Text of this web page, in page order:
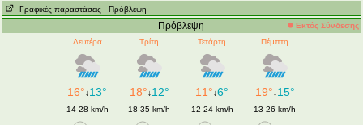
Γραφικές παραστάσεις - Πρόβλεψη
Πρόβλεψη
Εκτός Σύνδεσης
Δευτέρα
Τρίτη Τετάρτη Πέμπτη
16°↓13° 18°↓12° 11°↓6° 19°↓15°
14-28 km/h 18-35 km/h 12-24 km/h 13-26 km/h